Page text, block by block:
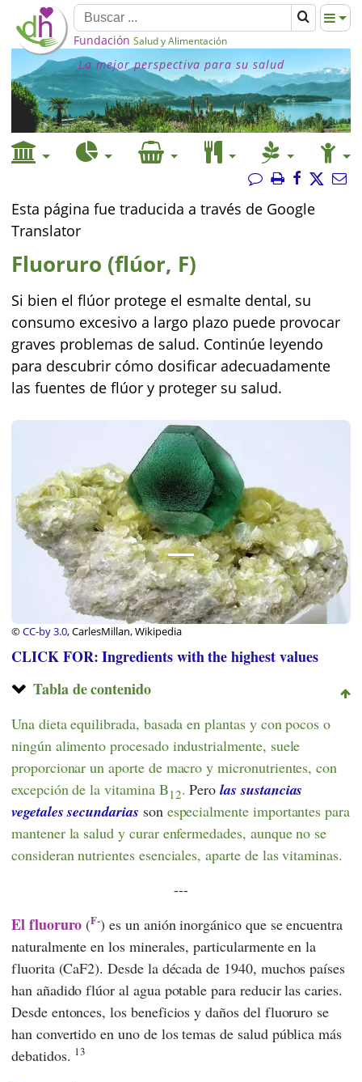
Fundación Salud y Alimentación
La mejor perspectiva para su salud
Esta página fue traducida a través de Google
Translator
Fluoruro (flúor, F)
Si bien el flúor protege el esmalte dental, su
consumo excesivo a largo plazo puede provocar
graves problemas de salud. Continúe leyendo
para descubrir cómo dosificar adecuadamente
las fuentes de flúor y proteger su salud.
©CC-by 3.0, CarlesMillan, Wikipedia
CLICK FOR: Ingredients with the highest values
Tabla de contenido
Una dieta equilibrada, basada en plantas y con pocos o
ningún alimento procesado industrialmente, suele
proporcionar un aporte de macro y micronutrientes, con
excepción de la vitamina B12. Perolas sustancias
vegetales secundarias son especialmente importantes para
mantener la salud y curar enfermedades, aunque no se
consideran nutrientes esenciales, aparte de las vitaminas.
---
El fluoruro (F-) es un anión inorgánico que se encuentra
naturalmente en los minerales, particularmente en la
fluorita (CaF2). Desde la década de 1940, muchos países
han añadido flúor al agua potable para reducir las caries.
Desde entonces, los beneficios y daños del fluoruro se
han convertido en uno de los temas de salud pública más
debatidos. 13